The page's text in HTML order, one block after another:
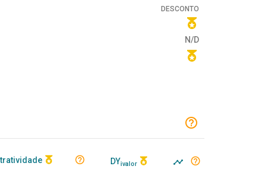
DESCONTO
N/D
DYivalor